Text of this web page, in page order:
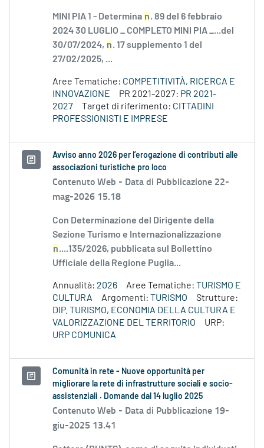
MINI PIA 1 - Determina n. 89 del 6 febbraio
2024 30 LUGLIO _ COMPLETO MINI PIA _...del
30/07/2024, n. 17 supplemento 1 del
27/02/2025, ...
Aree Tematiche: COMPETITIVITÀ, RICERCA E
INNOVAZIONE
PR 2021-2027: PR 2021-
2027
Target di riferimento: CITTADINI
PROFESSIONISTI E IMPRESE
Avviso anno 2026 per l’erogazione di contributi alle
associazioni turistiche pro loco
Contenuto Web - Data di Pubblicazione 22-
mag-2026 15.18
Con Determinazione del Dirigente della
Sezione Turismo e Internazionalizzazione
n....135/2026, pubblicata sul Bollettino
Ufficiale della Regione Puglia...
Annualità: 2026 Aree Tematiche: TURISMO E
CULTURA
Argomenti: TURISMO
Strutture:
DIP. TURISMO, ECONOMIA DELLA CULTURA E
VALORIZZAZIONE DEL TERRITORIO
URP:
URP COMUNICA
Comunità in rete - Nuove opportunità per
migliorare la rete di infrastrutture sociali e socio-
assistenziali . Domande dal 14 luglio 2025
Contenuto Web - Data di Pubblicazione 19-
giu-2025 13.41